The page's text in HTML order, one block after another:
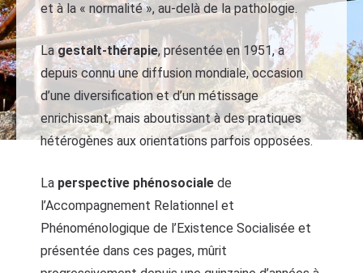
et à la « normalité », au-delà de la pathologie.
Lagestalt-thérapie, présentée en 1951, a
depuis connu une diffusion mondiale, occasion
d’une diversification et d’un métissage
enrichissant, mais aboutissant à des pratiques
hétérogènes aux orientations parfois opposées.
La perspective phénosociale de
l’Accompagnement Relationnel et
Phénoménologique de l’Existence Socialisée et
présentée dans ces pages, mûrit